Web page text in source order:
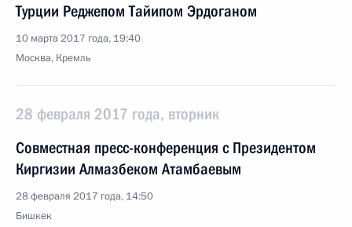
Турции Реджепом Тайипом Эрдоганом
10 марта 2017 года, 19:40
Москва, Кремль
28 февраля 2017 года, вторник
Совместная пресс-конференция с Президентом
Киргизии Алмазбеком Атамбаевым
28 февраля 2017 года, 14:50
Бишкек